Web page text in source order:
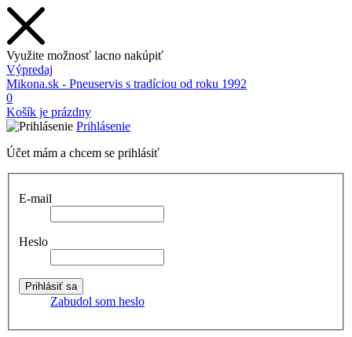
Využite možnosť lacno nakúpiť
Výpredaj
Mikona.sk - Pneuservis s tradíciou od roku 1992
0
Košík je prázdny
Prihlásenie
Účet mám a chcem se prihlásiť
E-mail
Heslo
Zabudol som heslo